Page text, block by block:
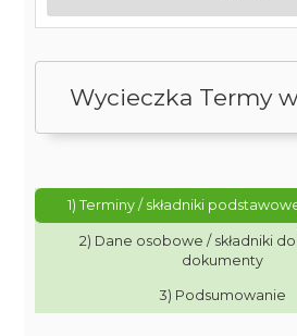
Wycieczka Termy
1) Terminy / składniki
2) Dane osobowe / składniki
dokumenty
3) Podsumowanie